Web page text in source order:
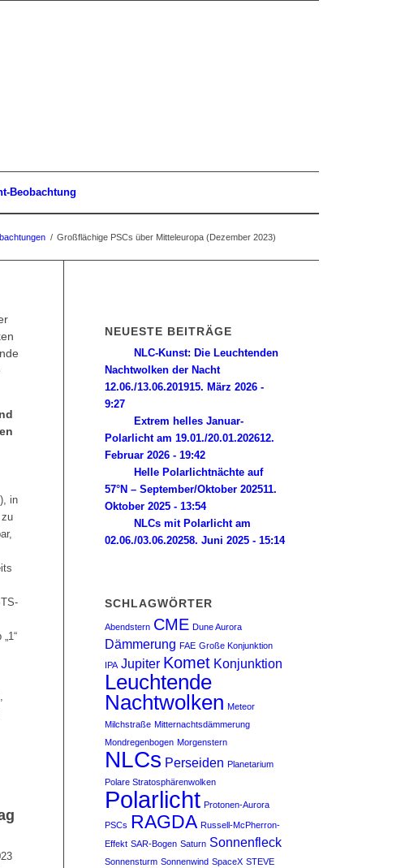
Beobachtung
/ Großflächige PSCs über Mitteleuropa (Dezember 2023)
in
NEUESTE BEITRÄGE
NLC-Kunst: Die Leuchtenden
Nachtwolken der Nacht
12.06./13.06.201915. März 2026 -
9:27
Extrem helles Januar-
Polarlicht am 19.01./20.01.202612.
Februar 2026 - 19:42
Helle Polarlichtnächte auf
57°N – September/Oktober 202511.
Oktober 2025 - 13:54
NLCs mit Polarlicht am
02.06./03.06.20258. Juni 2025 - 15:14
SCHLAGWÖRTER
Abendstern CME Dune Aurora
Dämmerung FAE Große Konjunktion
IPA Jupiter Komet Konjunktion
Leuchtende
Nachtwolken Meteor
Milchstraße Mitternachtsdämmerung
Mondregenbogen Morgenstern
NLCs Perseiden Planetarium
Polare Stratosphärenwolken
Polarlicht Protonen-Aurora
PSCs RAGDA Russell-McPherron-
Effekt SAR-Bogen Saturn Sonnenfleck
Sonnensturm Sonnenwind SpaceX STEVE